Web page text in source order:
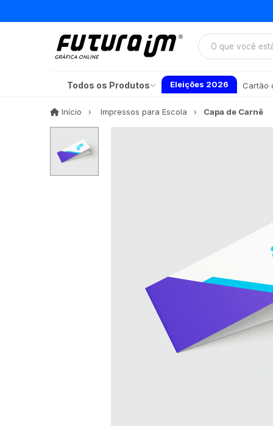
Todos os Produtos Eleições 2026 Cartão
Início InícioImpressos para Escola Capa de Carnê